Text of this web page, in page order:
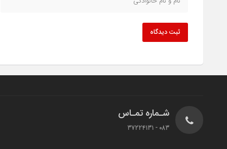
ثبت دیدگاه
شـماره تمـاس
083 - 37224131